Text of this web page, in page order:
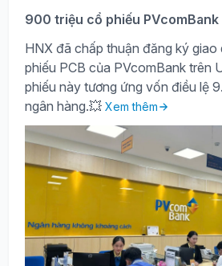
900 triệu cổ phiếu PVcomBank
HNX đã chấp thuận đăng ký
phiếu PCB của PVcomBank trên
phiếu này tương ứng vốn điều lệ
ngân hàng.💥 Xem thêm